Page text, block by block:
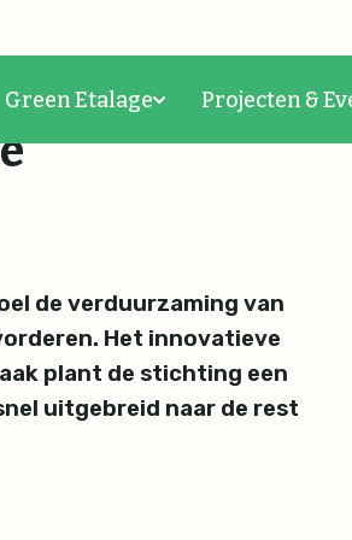
Green Etalage Projecten &
voor elke
de verduurzaming van
Het innovatieve
plant de stichting een
uitgebreid naar de rest